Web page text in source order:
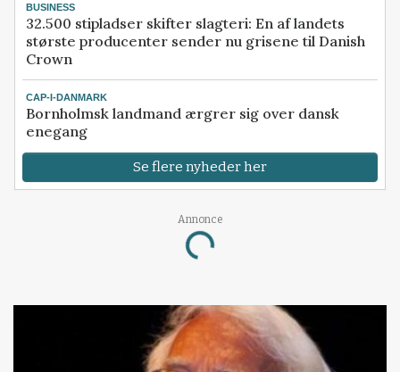
BUSINESS
32.500 stipladser skifter slagteri: En af landets
største producenter sender nu grisene til Danish
Crown
CAP-I-DANMARK
Bornholmsk landmand ærgrer sig over dansk
enegang
Se flere nyheder her
Annonce
Loading...